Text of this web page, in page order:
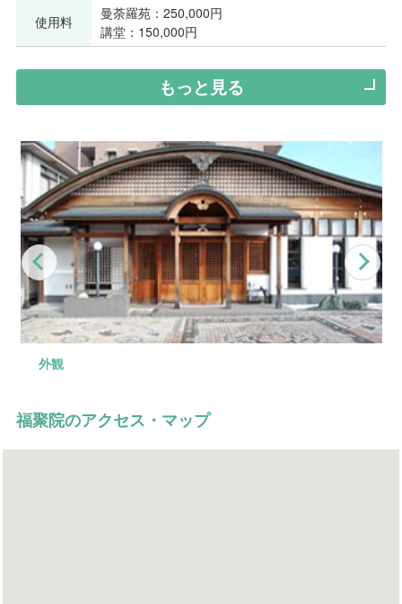
使用料
曼荼羅苑：250,000円
講堂：150,000円
もっと見る
Previous
外観
式場
控え室
駐車場
外観
福聚院のアクセス・マップ